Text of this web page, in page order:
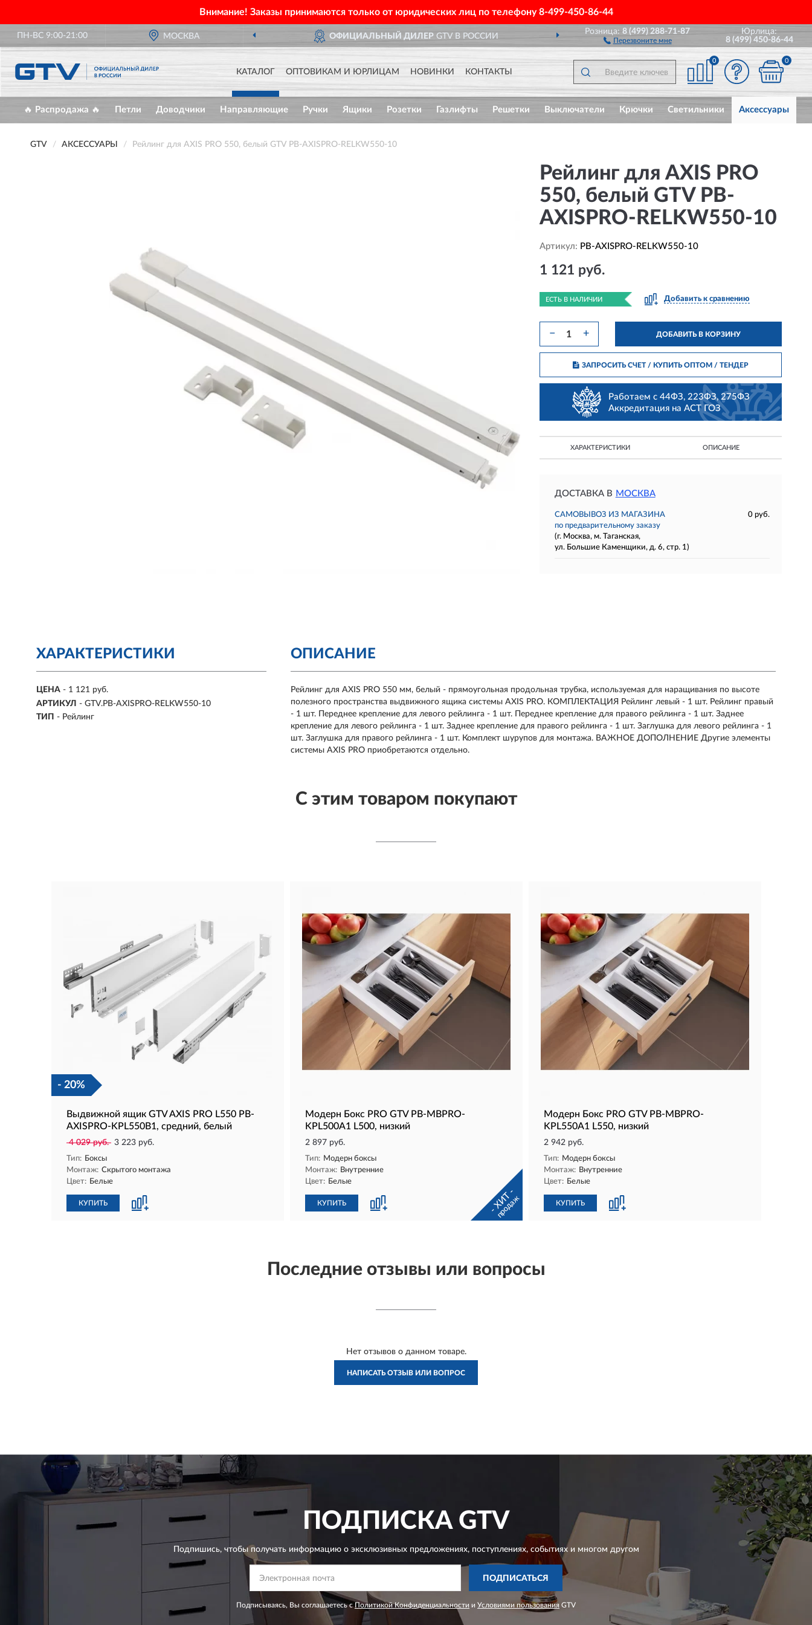
Внимание! Заказы принимаются только от юридических лиц по телефону8-499-450-86-44
ПН-ВС 9:00-21:00 МОСКВА ОФИЦИАЛЬНЫЙ ДИЛЕРGTV В РОССИИ ДОСТАВИМ ПО ВСЕЙ РОССИИ
Розница:8 (499) 288-71-87
Перезвоните мне
Юрлица:
8 (499) 450-86-44
КАТАЛОГ ОПТОВИКАМ И ЮРЛИЦАМ НОВИНКИ КОНТАКТЫ
0 0
🔥 Распродажа 🔥 Петли Доводчики Направляющие Ручки Ящики Розетки Газлифты Решетки Выключатели Крючки Светильники Аксессуары
GTV АКСЕССУАРЫ Рейлинг для AXIS PRO 550, белый GTV PB-AXISPRO-RELKW550-10
Рейлинг для AXIS PRO
550, белый GTV PB-
AXISPRO-RELKW550-10
Артикул: PB-AXISPRO-RELKW550-10
1 121 руб.
ЕСТЬ В НАЛИЧИИ Добавить к сравнению
− + ДОБАВИТЬ В КОРЗИНУ
ЗАПРОСИТЬ СЧЕТ / КУПИТЬ ОПТОМ/ ТЕНДЕР
Работаем с 44ФЗ, 223ФЗ, 275ФЗ
Аккредитация на АСТ ГОЗ
ХАРАКТЕРИСТИКИ ОПИСАНИЕ
ДОСТАВКА В МОСКВА
САМОВЫВОЗ ИЗ МАГАЗИНА
0 руб.
по предварительному заказу
(г. Москва, м. Таганская,
ул. Большие Каменщики, д. 6, стр. 1)
ХАРАКТЕРИСТИКИ
ЦЕНА - 1 121 руб.
АРТИКУЛ - GTV.PB-AXISPRO-RELKW550-10
ТИП - Рейлинг
ОПИСАНИЕ
Рейлинг для AXIS PRO 550 мм, белый - прямоугольная продольная трубка, используемая для наращивания по высоте
полезного пространства выдвижного ящика системы AXIS PRO. КОМПЛЕКТАЦИЯ Рейлинг левый - 1 шт. Рейлинг правый
- 1 шт. Переднее крепление для левого рейлинга - 1 шт. Переднее крепление для правого рейлинга - 1 шт. Заднее
крепление для левого рейлинга - 1 шт. Заднее крепление для правого рейлинга - 1 шт. Заглушка для левого рейлинга - 1
шт. Заглушка для правого рейлинга - 1 шт. Комплект шурупов для монтажа. ВАЖНОЕ ДОПОЛНЕНИЕ Другие элементы
системы AXIS PRO приобретаются отдельно.
С этим товаром покупают
- 20%
Выдвижной ящик GTV AXIS PRO L550 PB-
AXISPRO-KPL550B1, средний, белый
4 029 руб. 3 223 руб.
Тип: Боксы
Монтаж: Скрытого монтажа
Цвет: Белые
КУПИТЬ
Модерн Бокс PRO GTV PB-MBPRO-
KPL500A1 L500, низкий
2 897 руб.
Тип: Модерн боксы
Монтаж: Внутренние
Цвет: Белые
КУПИТЬ - ХИТ -
продаж
Модерн Бокс PRO GTV PB-MBPRO-
KPL550A1 L550, низкий
2 942 руб.
Тип: Модерн боксы
Монтаж: Внутренние
Цвет: Белые
КУПИТЬ
Последние отзывы или вопросы
Нет отзывов о данном товаре.
НАПИСАТЬ ОТЗЫВ ИЛИ ВОПРОС
ПОДПИСКАGTV
Подпишись, чтобы получать информацию о эксклюзивных предложениях,поступлениях, событиях и многом другом
ПОДПИСАТЬСЯ
Подписываясь, Вы соглашаетесь сПолитикой Конфиденциальности и Условиями пользования GTV